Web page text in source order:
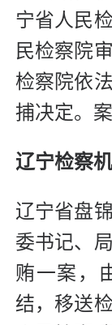
宁省人民
民检察院
检察院依
捕决定。
辽宁检察
辽宁省盘
委书记、
贿一案，
结，移送